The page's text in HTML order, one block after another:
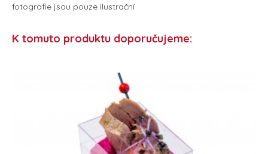
fotografie jsou pouze ilustrační
K tomuto produktu doporučujeme: